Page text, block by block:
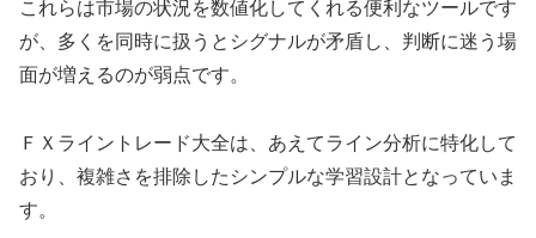
これらは市場の状況を数値化してくれる便利なツールです
が、多くを同時に扱うとシグナルが矛盾し、判断に迷う場
面が増えるのが弱点です。
ＦＸライントレード大全は、あえてライン分析に特化して
おり、複雑さを排除したシンプルな学習設計となっていま
す。